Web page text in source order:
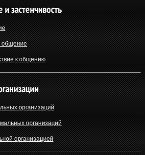
застенчивость
общение
к общению
организаций
организаций
организацией